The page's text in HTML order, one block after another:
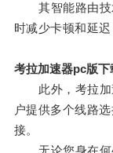
其智能路由技
时减少卡顿和延
考拉加速器pc版下
此外，考拉加
户提供多个线路
接。